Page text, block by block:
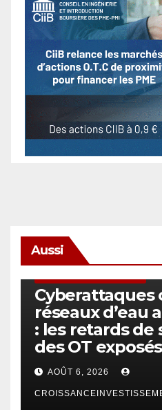
Aussi
Cyberattaques
réseaux d’eau
: les retards de
des OT exposés
AOÛT 6, 2026